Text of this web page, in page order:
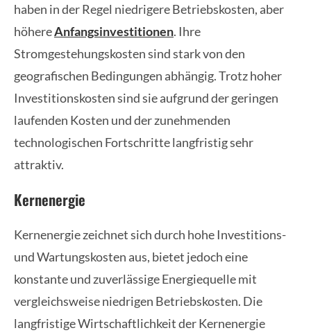
haben in der Regel niedrigere Betriebskosten, aber
höhereAnfangsinvestitionen. Ihre
Stromgestehungskosten sind stark von den
geografischen Bedingungen abhängig. Trotz hoher
Investitionskosten sind sie aufgrund der geringen
laufenden Kosten und der zunehmenden
technologischen Fortschritte langfristig sehr
attraktiv.
Kernenergie
Kernenergie zeichnet sich durch hohe Investitions-
und Wartungskosten aus, bietet jedoch eine
konstante und zuverlässige Energiequelle mit
vergleichsweise niedrigen Betriebskosten. Die
langfristige Wirtschaftlichkeit der Kernenergie